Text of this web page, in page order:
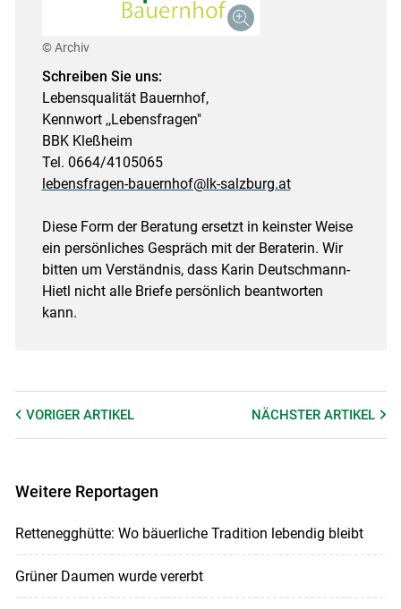
© Archiv
Schreiben Sie uns:
Lebensqualität Bauernhof,
Kennwort ,,Lebensfragen"
BBK Kleßheim
Tel. 0664/4105065
lebensfragen-bauernhof@lk-salzburg.at
Diese Form der Beratung ersetzt in keinster Weise
ein persönliches Gespräch mit der Beraterin. Wir
bitten um Verständnis, dass Karin Deutschmann-
Hietl nicht alle Briefe persönlich beantworten
kann.
VORIGER ARTIKEL NÄCHSTERARTIKEL
Weitere Reportagen
Rettenegghütte: Wo bäuerliche Tradition lebendig bleibt
Grüner Daumen wurde vererbt